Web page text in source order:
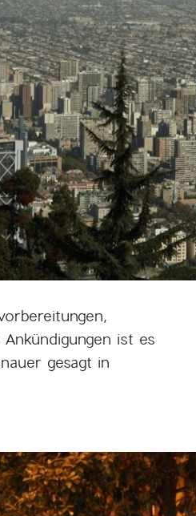
ist es
gesagt in